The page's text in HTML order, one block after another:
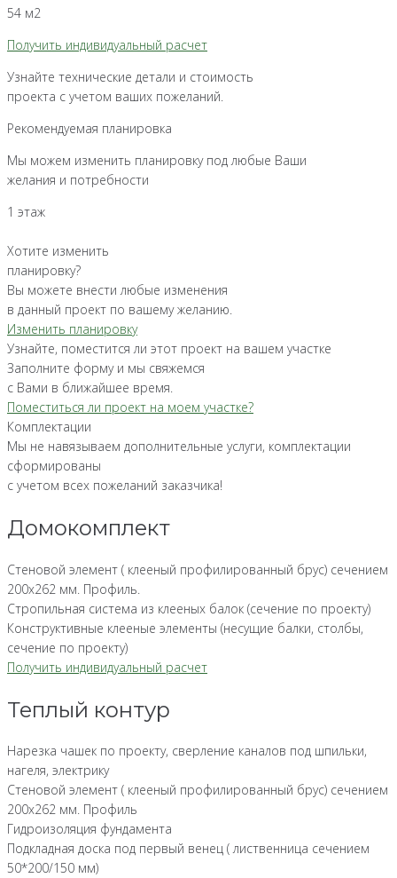
54 м2
Получить индивидуальный расчет
Узнайте технические детали и стоимость
проекта с учетом ваших пожеланий.
Рекомендуемая планировка
Мы можем изменить планировку под любые Ваши
желания и потребности
1 этаж
Хотите изменить
планировку?
Вы можете внести любые изменения
в данный проект по вашему желанию.
Изменить планировку
Узнайте, поместится ли этот проект на вашем участке
Заполните форму и мы свяжемся
с Вами в ближайшее время.
Поместиться ли проект на моем участке?
Комплектации
Мы не навязываем дополнительные услуги, комплектации
сформированы
с учетом всех пожеланий заказчика!
Домокомплект
Стеновой элемент ( клееный профилированный брус) сечением
200х262 мм. Профиль.
Стропильная система из клееных балок (сечение по проекту)
Конструктивные клееные элементы (несущие балки, столбы,
сечение по проекту)
Получить индивидуальный расчет
Теплый контур
Нарезка чашек по проекту, сверление каналов под шпильки,
нагеля, электрику
Стеновой элемент ( клееный профилированный брус) сечением
200х262 мм. Профиль
Гидроизоляция фундамента
Подкладная доска под первый венец ( лиственница сечением
50*200/150 мм)